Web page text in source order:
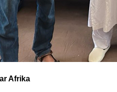
Afrika